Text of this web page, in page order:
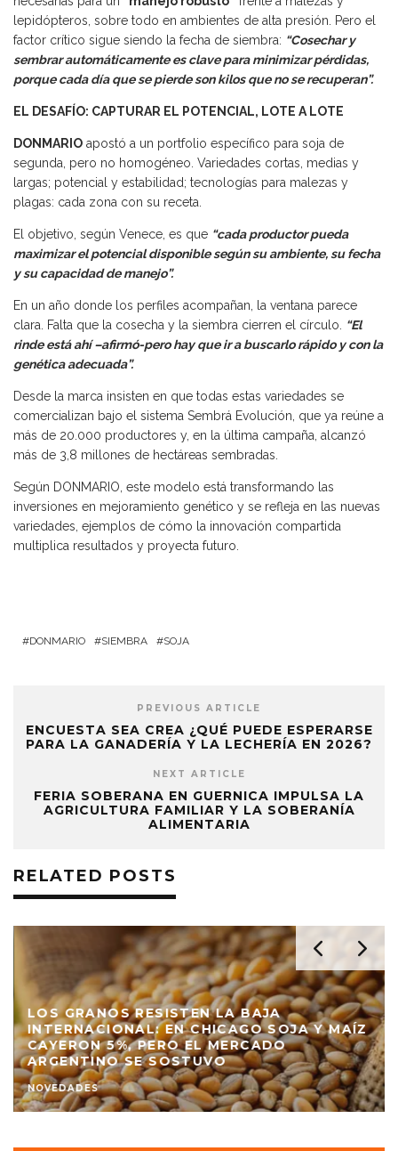
lepidópteros, sobre todo en ambientes de alta presión. Pero el
factor crítico sigue siendo la fecha de siembra: “Cosechar y
sembrar automáticamente es clave para minimizar pérdidas,
porque cada día que se pierde son kilos que no se recuperan”.
EL DESAFÍO: CAPTURAR EL POTENCIAL, LOTE A LOTE
DONMARIO apostó a un portfolio específico para soja de
segunda, pero no homogéneo. Variedades cortas, medias y
largas; potencial y estabilidad; tecnologías para malezas y
plagas: cada zona con su receta.
El objetivo, según Venece, es que “cada productor pueda
maximizar el potencial disponible según su ambiente, su fecha
y su capacidad de manejo”.
En un año donde los perfiles acompañan, la ventana parece
clara. Falta que la cosecha y la siembra cierren el círculo.
“El
rinde está ahí –afirmó-pero hay que ir a buscarlo rápido y con la
genética adecuada”.
Desde la marca insisten en que todas estas variedades se
comercializan bajo el sistema Sembrá Evolución, que ya reúne a
más de 20.000 productores y, en la última campaña, alcanzó
más de 3,8 millones de hectáreas sembradas.
Según DONMARIO, este modelo está transformando las
inversiones en mejoramiento genético y se refleja en las nuevas
variedades, ejemplos de cómo la innovación compartida
multiplica resultados y proyecta futuro.
DONMARIO SIEMBRA SOJA
PREVIOUS ARTICLE
ENCUESTA SEA CREA ¿QUÉ PUEDE ESPERARSE
PARA LA GANADERÍA Y LA LECHERÍA EN 2026?
NEXT ARTICLE
FERIA SOBERANA EN GUERNICA IMPULSA LA
AGRICULTURA FAMILIAR Y LA SOBERANÍA
ALIMENTARIA
RELATED POSTS
LOS GRANOS RESISTEN LA BAJA
INTERNACIONAL: EN CHICAGO SOJA Y MAÍZ
CAYERON 5%, PERO EL MERCADO
ARGENTINO SE SOSTUVO
NOVEDADES